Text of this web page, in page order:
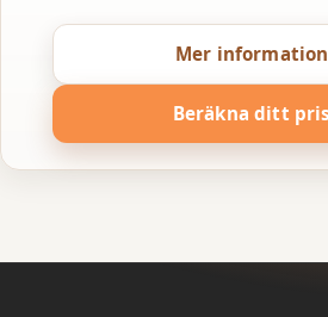
Mer information
Beräkna ditt pris